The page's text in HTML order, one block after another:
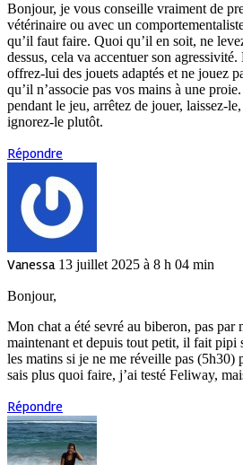
Bonjour, je vous conseille vraiment de
vétérinaire ou avec un
qu’il faut faire. Quoi qu’il en soit, ne
dessus, cela va accentuer son agressivité.
offrez-lui des jouets adaptés et ne jouez
qu’il n’associe pas vos mains à une
pendant le jeu, arrêtez de jouer, laissez-
ignorez-le plutôt.
Répondre
Vanessa 13 juillet 2025 à 8 h 04 min
Bonjour,
Mon chat a été sevré au biberon, pas par
maintenant et depuis tout petit, il fait pipi
les matins si je ne me réveille pas (5h30)
sais plus quoi faire, j’ai testé Feliway,
Répondre